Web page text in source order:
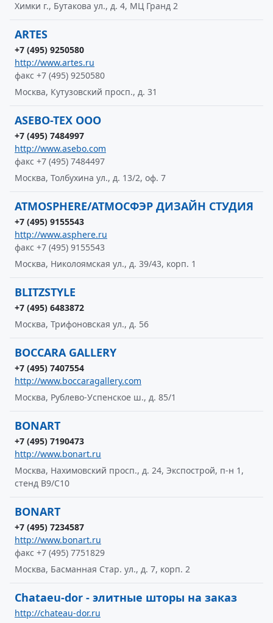
Химки г., Бутакова ул., д. 4, МЦ Гранд 2
ARTES
+7 (495) 9250580
http://www.artes.ru
факс +7 (495) 9250580
Москва, Кутузовский просп., д. 31
ASEBO-TEX ООО
+7 (495) 7484997
http://www.asebo.com
факс +7 (495) 7484497
Москва, Толбухина ул., д. 13/2, оф. 7
ATMOSPHERE/АТМОСФЭР ДИЗАЙН СТУДИЯ
+7 (495) 9155543
http://www.asphere.ru
факс +7 (495) 9155543
Москва, Николоямская ул., д. 39/43, корп. 1
BLITZSTYLE
+7 (495) 6483872
Москва, Трифоновская ул., д. 56
BOCCARA GALLERY
+7 (495) 7407554
http://www.boccaragallery.com
Москва, Рублево-Успенское ш., д. 85/1
BONART
+7 (495) 7190473
http://www.bonart.ru
Москва, Нахимовский просп., д. 24, Экспострой, п-н 1,
стенд В9/С10
BONART
+7 (495) 7234587
http://www.bonart.ru
факс +7 (495) 7751829
Москва, Басманная Стар. ул., д. 7, корп. 2
Chataeu-dor - элитные шторы на заказ
http://chateau-dor.ru